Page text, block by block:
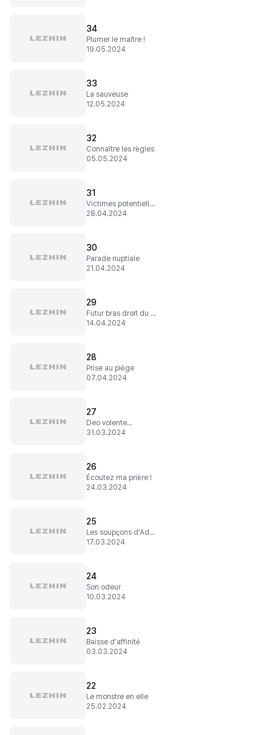
34
Plumer le maître !
19.05.2024
33
La sauveuse
12.05.2024
32
Connaître les règles
05.05.2024
31
Victimes potentielles
28.04.2024
30
Parade nuptiale
21.04.2024
29
Futur bras droit du diable
14.04.2024
28
Prise au piège
07.04.2024
27
Deo volente...
31.03.2024
26
Écoutez ma prière !
24.03.2024
25
Les soupçons d'Adrian
17.03.2024
24
Son odeur
10.03.2024
23
Baisse d'affinité
03.03.2024
22
Le monstre en elle
25.02.2024